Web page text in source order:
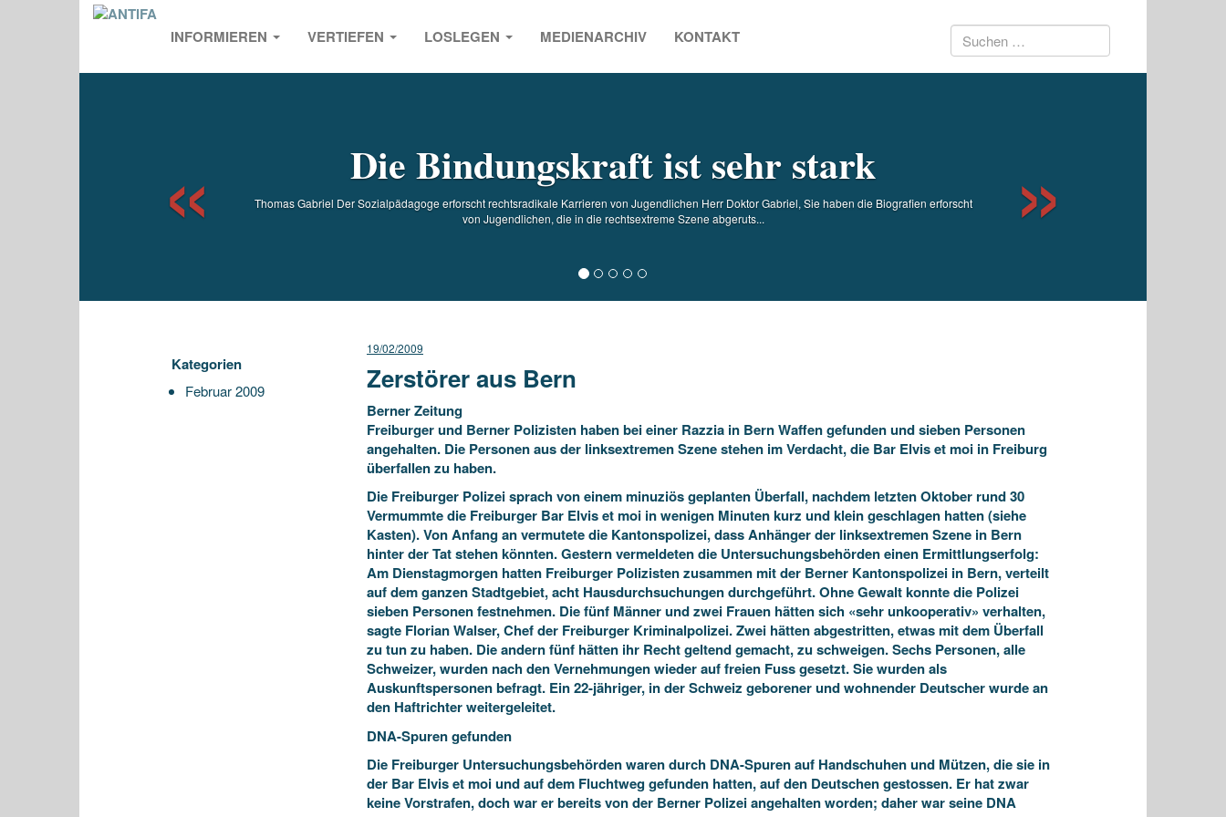
INFORMIEREN VERTIEFEN LOSLEGEN MEDIENARCHIV KONTAKT Suchen
Die Bindungskraft ist sehr stark
Thomas Gabriel Der Sozialpädagoge erforscht rechtsradikale Karrieren von Jugendlichen Herr Doktor Gabriel, Sie haben die Biografien erforscht
von Jugendlichen, die in die rechtsextreme Szene abgeruts...
Kategorien
Februar 2009
19/02/2009
Zerstörer aus Bern
Berner Zeitung
Freiburger und Berner Polizisten haben bei einer Razzia in Bern Waffen gefunden und sieben Personen
angehalten. Die Personen aus der linksextremen Szene stehen im Verdacht, die Bar Elvis et moi in Freiburg
überfallen zu haben.
Die Freiburger Polizei sprach von einem minuziös geplanten Überfall, nachdem letzten Oktober rund 30
Vermummte die Freiburger Bar Elvis et moi in wenigen Minuten kurz und klein geschlagen hatten (siehe
Kasten). Von Anfang an vermutete die Kantonspolizei, dass Anhänger der linksextremen Szene in Bern
hinter der Tat stehen könnten. Gestern vermeldeten die Untersuchungsbehörden einen Ermittlungserfolg:
Am Dienstagmorgen hatten Freiburger Polizisten zusammen mit der Berner Kantonspolizei in Bern, verteilt
auf dem ganzen Stadtgebiet, acht Hausdurchsuchungen durchgeführt. Ohne Gewalt konnte die Polizei
sieben Personen festnehmen. Die fünf Männer und zwei Frauen hätten sich «sehr unkooperativ» verhalten,
sagte Florian Walser, Chef der Freiburger Kriminalpolizei. Zwei hätten abgestritten, etwas mit dem Überfall
zu tun zu haben. Die andern fünf hätten ihr Recht geltend gemacht, zu schweigen. Sechs Personen, alle
Schweizer, wurden nach den Vernehmungen wieder auf freien Fuss gesetzt. Sie wurden als
Auskunftspersonen befragt. Ein 22-jähriger, in der Schweiz geborener und wohnender Deutscher wurde an
den Haftrichter weitergeleitet.
DNA-Spuren gefunden
Die Freiburger Untersuchungsbehörden waren durch DNA-Spuren auf Handschuhen und Mützen, die sie in
der Bar Elvis et moi und auf dem Fluchtweg gefunden hatten, auf den Deutschen gestossen. Er hat zwar
keine Vorstrafen, doch war er bereits von der Berner Polizei angehalten worden; daher war seine DNA